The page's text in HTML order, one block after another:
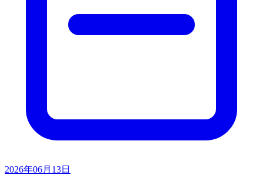
2026年06月13日